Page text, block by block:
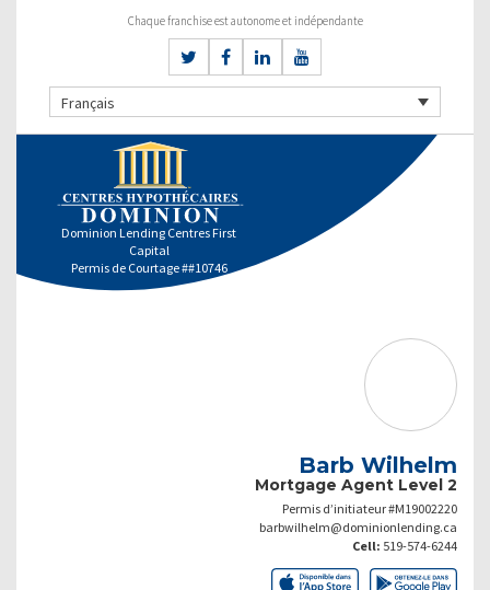
Chaque franchise est autonome et indépendante
Français
Dominion Lending Centres First
Capital
Permis de Courtage ##10746
Barb Wilhelm
Mortgage Agent Level 2
Permis d’initiateur #M19002220
barbwilhelm@dominionlending.ca
Cell: 519-574-6244